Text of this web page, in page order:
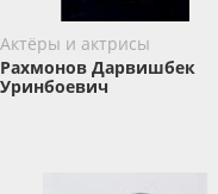
Актёры и актрисы
Рахмонов Дарвишбек
Уринбоевич